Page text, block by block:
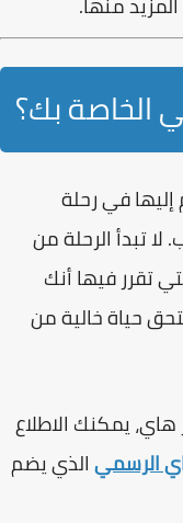
الخاصة بك؟
إليها في رحلة
. لا تبدأ الرحلة من
تقرر فيها أنك
حياة خالية من
يمكنك الاطلاع
الرسميالذي يضم